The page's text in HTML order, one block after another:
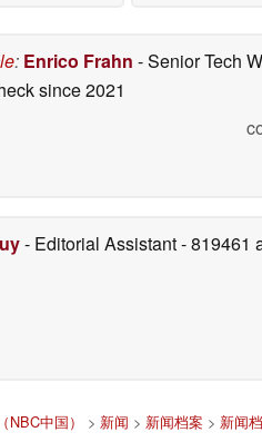
: Enrico Frahn - Senior Tech
since 2021
- Editorial Assistant- 819461
NBC中国） > 新闻 > 新闻档案 > 新闻